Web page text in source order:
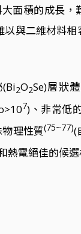
面積的成長，
與二維材料
2O2Se)層狀
7)、非常低
物理性質(75~77)(
熱電絕佳的候